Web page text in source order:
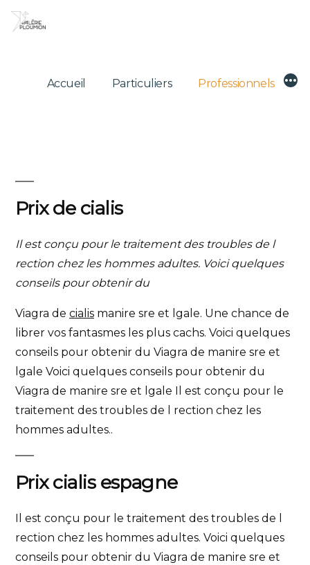
Skip
Accueil Particuliers Professionnels More
Prix de cialis
Il est conçu pour le traitement des troubles de l
rection chez les hommes adultes. Voici quelques
conseils pour obtenir du
Viagra de cialis manire sre et lgale. Une chance de
librer vos fantasmes les plus cachs. Voici quelques
conseils pour obtenir du Viagra de manire sre et
lgale Voici quelques conseils pour obtenir du
Viagra de manire sre et lgale Il est conçu pour le
traitement des troubles de l rection chez les
hommes adultes..
Prix cialis espagne
Il est conçu pour le traitement des troubles de l
rection chez les hommes adultes. Voici quelques
conseils pour obtenir du Viagra de manire sre et